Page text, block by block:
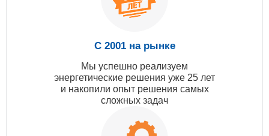
С 2001 на рынке
Мы успешно реализуем
энергетические решения уже 25 лет
и накопили опыт решения самых
сложных задач